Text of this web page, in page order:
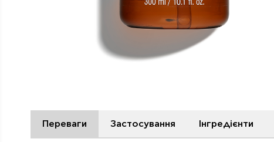
Переваги Застосування Інгредієнти